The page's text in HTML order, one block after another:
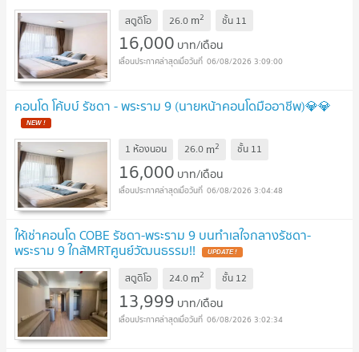
สตูดิโอ 26.0 m2 ชั้น 11
16,000 บาท/เดือน
06/08/2026 3:09:00
คอนโด โค้บบ์ รัชดา - พระราม 9 (นายหน้าคอนโดมืออาชีพ)💎💎
1 ห้องนอน 26.0 m2 ชั้น 11
16,000 บาท/เดือน
06/08/2026 3:04:48
ให้เช่าคอนโด COBE รัชดา-พระราม 9 บนทำเลใจกลางรัชดา-
พระราม 9 ใกล้MRTศูนย์วัฒนธรรม!!
สตูดิโอ 24.0 m2 ชั้น 12
13,999 บาท/เดือน
06/08/2026 3:02:34